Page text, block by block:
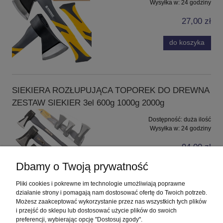
Wysyłka w: 24 godziny
27,00 zł
do koszyka
SIEKIERA ROZŁUPUJĄCA TOPOREK DO DREWNA
ZESTAW SIEKIER 3el 600g 1000g 2000g
Dostępność: duża ilość
Wysyłka w: 24 godziny
94,00 zł
Pomoc
Dbamy o Twoją prywatność
Pliki cookies i pokrewne im technologie umożliwiają poprawne
działanie strony i pomagają nam dostosować ofertę do Twoich potrzeb.
Możesz zaakceptować wykorzystanie przez nas wszystkich tych plików
i przejść do sklepu lub dostosować użycie plików do swoich
preferencji, wybierając opcję "Dostosuj zgody".